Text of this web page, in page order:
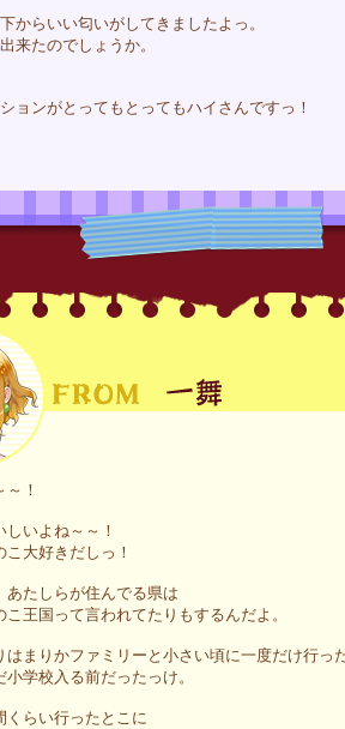
からいい匂いがしてきましたよっ。
来たのでしょうか。
ョンがとってもとってもハイさんですっ！
～！
しいよね～～！
こ大好きだしっ！
あたしらが住んでる県は
こ王国って言われてたりもするんだよ。
はまりかファミリーと小さい頃に一度だけ行っ
小学校入る前だったっけ。
くらい行ったとこに